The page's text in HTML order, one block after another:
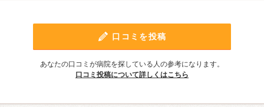
口コミを投稿
あなたの口コミが病院を探している人の参考になります。
口コミ投稿について詳しくはこちら